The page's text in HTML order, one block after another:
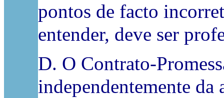
pontos de facto
entender, deve ser
D. O Contrato-
independentemente